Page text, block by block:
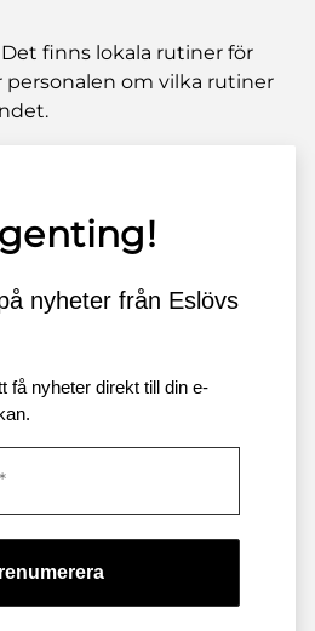
finns lokala rutiner för
personalen om vilka rutiner
nyheter från Eslövs
få nyheter direkt till din e-